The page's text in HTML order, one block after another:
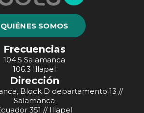
QUIÉNES SOMOS
Frecuencias
104.5 Salamanca
106.3 Illapel
Dirección
Block D departamento 13 //
Salamanca
351 // Illapel